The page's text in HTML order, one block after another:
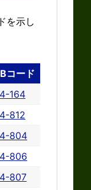
を示し
コード
164
812
804
806
807